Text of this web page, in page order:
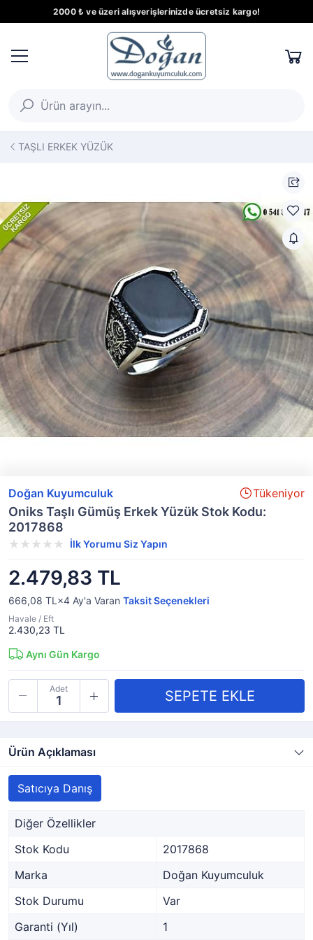
2000 ₺ ve üzeri alışverişlerinizde ücretsiz kargo!
TAŞLI ERKEK YÜZÜK
Doğan Kuyumculuk Tükeniyor
Oniks Taşlı Gümüş Erkek Yüzük Stok Kodu:
2017868
İlk Yorumu Siz Yapın
2.479,83 TL
666,08 TL×4 Ay'a Varan Taksit Seçenekleri
Havale / Eft
2.430,23 TL
Aynı Gün Kargo
Adet
Ürün Açıklaması
Satıcıya Danış
Diğer Özellikler
Stok Kodu
2017868
Marka
Doğan Kuyumculuk
Stok Durumu
Var
Garanti (Yıl)
1